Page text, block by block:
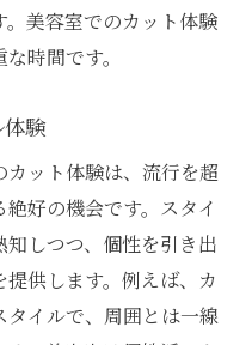
美容室でのカット体験
時間です。
験
ット体験は、流行を超
好の機会です。スタイ
しつつ、個性を引き出
供します。例えば、カ
タイルで、周囲とは一線